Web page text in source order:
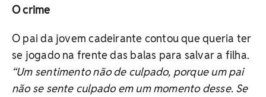
O crime
O pai da jovem cadeirante contou que queria ter
se jogado na frente das balas para salvar a filha.
“Um sentimento não de culpado, porque um pai
não se sente culpado em um momento desse. Se